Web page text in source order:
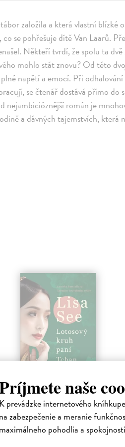
naše
K prevádzke internetového
na zabezpečenie a meranie
maximálneho pohodlia a
založila a která vlastní blízké
se pohřešuje dítě Van Laarů.
Někteří tvrdí, že spolu ta
mohlo stát znovu? Od této
napětí a emocí. Při
se čtenář dostává přímo do
nejambicióznější román je
a dávných tajemstvích, která
Lotosový kruh paní
Tchan
Seeová Lisa| Kniha
Čína za dynastie Ming v mnohém